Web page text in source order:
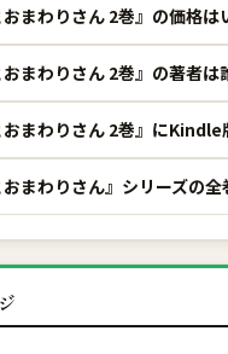
おまわりさん 2巻』の価格は
おまわりさん 2巻』の著者は
おまわりさん 2巻』に
おまわりさん』シリーズの